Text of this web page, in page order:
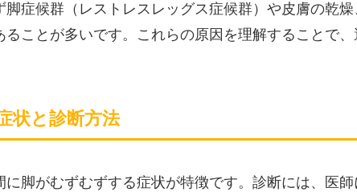
症候群（レストレスレッグス症候群）や皮膚の乾
ることが多いです。これらの原因を理解することで
状と診断方法
脚がむずむずする症状が特徴です。診断には、医